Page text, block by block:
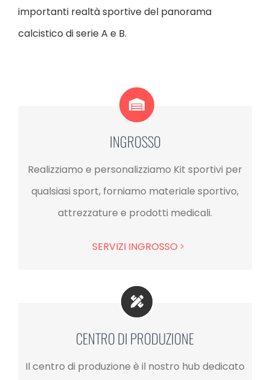
importanti realtà sportive del panorama
calcistico di serie A e B.
INGROSSO
Realizziamo e personalizziamo Kit sportivi per
qualsiasi sport, forniamo materiale sportivo,
attrezzature e prodotti medicali.
SERVIZI INGROSSO
CENTRO DI PRODUZIONE
Il centro di produzione è il nostro hub dedicato